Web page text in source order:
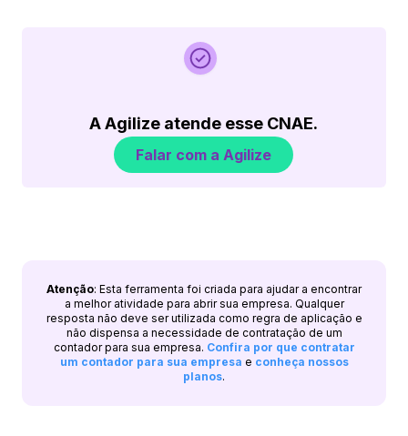
A Agilize atende esse CNAE.
Falar com a Agilize
Atenção: Esta ferramenta foi criada para ajudar a encontrar
a melhor atividade para abrir sua empresa. Qualquer
resposta não deve ser utilizada como regra de aplicação e
não dispensa a necessidade de contratação de um
contador para sua empresa. Confira por que contratar
um contador para sua empresa e conheça nossos
planos.